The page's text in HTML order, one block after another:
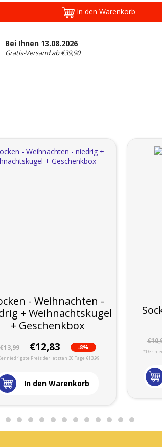
In den Warenkorb
Bei Ihnen 13.08.2026
Gratis-Versand ab €39,90
- Weihnachten -
+ Weihnachtskugel
+ Geschenkbox
€13,99 €12,83 -8%
niedrigste Preis der letzten 30 Tage €13,99
In den Warenkorb
*Der